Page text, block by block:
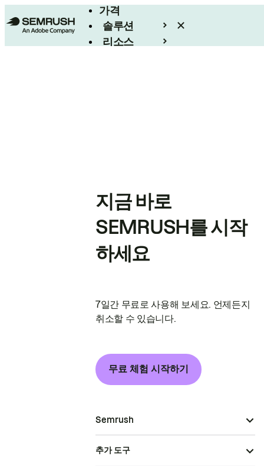
가격
솔루션
리소스
지금 바로
SEMRUSH를 시작
하세요
7일간 무료로 사용해 보세요. 언제든지
취소할 수 있습니다.
무료 체험 시작하기
Semrush
추가 도구